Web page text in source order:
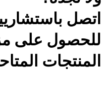
اتصل
للحصول على
المنتجات